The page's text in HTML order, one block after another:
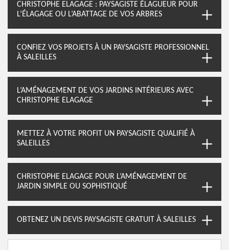
CHRISTOPHE ELAGAGE : PAYSAGISTE ÉLAGUEUR POUR
L’ÉLAGAGE OU L’ABATTAGE DE VOS ARBRES
CONFIEZ VOS PROJETS À UN PAYSAGISTE PROFESSIONNEL
À SALEILLES
L’AMÉNAGEMENT DE VOS JARDINS INTÉRIEURS AVEC
CHRISTOPHE ELAGAGE
METTEZ À VOTRE PROFIT UN PAYSAGISTE QUALIFIÉ À
SALEILLES
CHRISTOPHE ELAGAGE POUR L’AMÉNAGEMENT DE
JARDIN SIMPLE OU SOPHISTIQUÉ
OBTENEZ UN DEVIS PAYSAGISTE GRATUIT À SALEILLES